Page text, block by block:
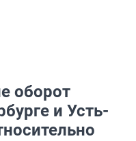
оборот
и Усть-